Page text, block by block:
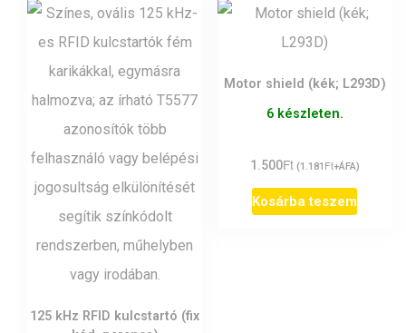
125 kHz RFID kulcstartó (fix
Motor shield (kék; L293D)
6 készleten.
1.500Ft (1.181 Ft+ÁFA)
Kosárba teszem